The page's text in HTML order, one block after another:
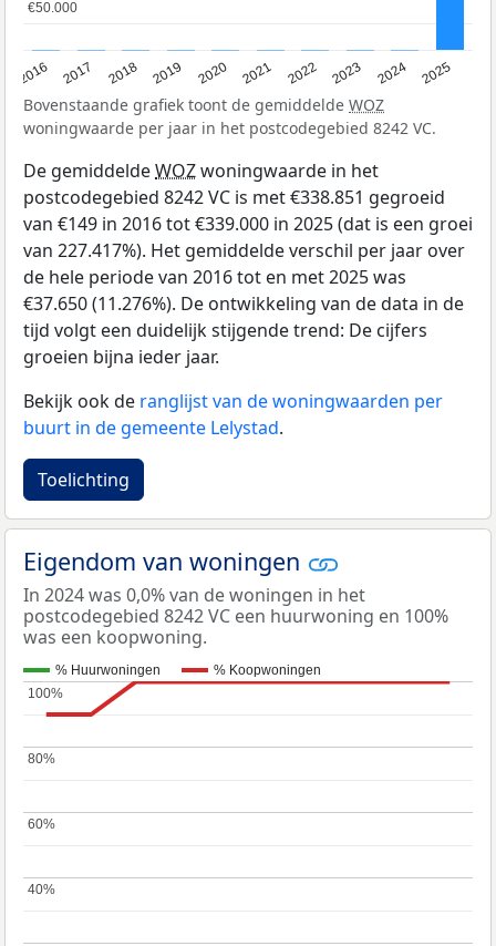
2016 2017 2018 2019 2020 2021 2022 2023 2024 2025
€50.000
€50.000
Bovenstaande grafiek toont de gemiddelde WOZ
woningwaarde per jaar in het postcodegebied 8242 VC.
De gemiddeldeWOZwoningwaarde in het
postcodegebied 8242 VC is met €338.851 gegroeid
van €149 in 2016 tot €339.000 in 2025 (dat is een groei
van 227.417%). Het gemiddelde verschil per jaar over
de hele periode van 2016 tot en met 2025 was
€37.650 (11.276%). De ontwikkeling van de data in de
tijd volgt een duidelijk stijgende trend: De cijfers
groeien bijna ieder jaar.
Bekijk ook de ranglijst van de woningwaarden per
buurt in de gemeente Lelystad.
Toelichting
Eigendom van woningen
In 2024 was 0,0% van de woningen in het
postcodegebied 8242 VC een huurwoning en 100%
was een koopwoning.
% Huurwoningen % Koopwoningen
40%
40%
60%
60%
80%
80%
100%
100%